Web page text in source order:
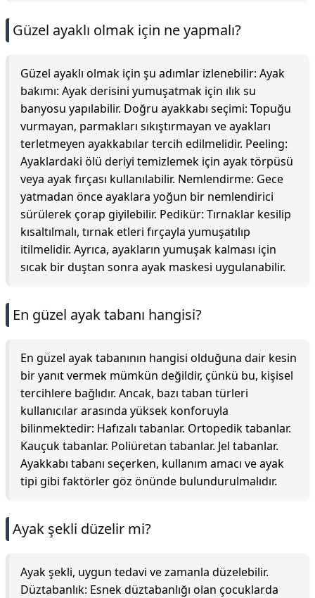
Güzel ayaklı olmak için ne yapmalı?
Güzel ayaklı olmak için şu adımlar izlenebilir: Ayak
bakımı: Ayak derisini yumuşatmak için ılık su
banyosu yapılabilir. Doğru ayakkabı seçimi: Topuğu
vurmayan, parmakları sıkıştırmayan ve ayakları
terletmeyen ayakkabılar tercih edilmelidir. Peeling:
Ayaklardaki ölü deriyi temizlemek için ayak törpüsü
veya ayak fırçası kullanılabilir. Nemlendirme: Gece
yatmadan önce ayaklara yoğun bir nemlendirici
sürülerek çorap giyilebilir. Pedikür: Tırnaklar kesilip
kısaltılmalı, tırnak etleri fırçayla yumuşatılıp
itilmelidir. Ayrıca, ayakların yumuşak kalması için
sıcak bir duştan sonra ayak maskesi uygulanabilir.
En güzel ayak tabanı hangisi?
En güzel ayak tabanının hangisi olduğuna dair kesin
bir yanıt vermek mümkün değildir, çünkü bu, kişisel
tercihlere bağlıdır. Ancak, bazı taban türleri
kullanıcılar arasında yüksek konforuyla
bilinmektedir: Hafızalı tabanlar. Ortopedik tabanlar.
Kauçuk tabanlar. Poliüretan tabanlar. Jel tabanlar.
Ayakkabı tabanı seçerken, kullanım amacı ve ayak
tipi gibi faktörler göz önünde bulundurulmalıdır.
Ayak şekli düzelir mi?
Ayak şekli, uygun tedavi ve zamanla düzelebilir.
Düztabanlık: Esnek düztabanlığı olan çocuklarda